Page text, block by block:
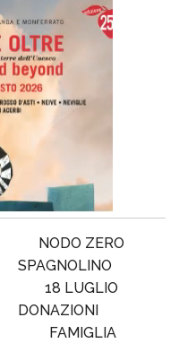
NODO ZERO
SPAGNOLINO
18 LUGLIO
DONAZIONI
FAMIGLIA